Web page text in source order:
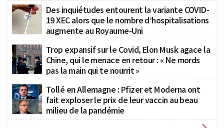
Des inquiétudes entourent la variante COVID-
19 XEC alors que le nombre d’hospitalisations
augmente au Royaume-Uni
Trop expansif sur le Covid, Elon Musk agace la
Chine, qui le menace en retour : « Ne mords
pas la main qui te nourrit »
Tollé en Allemagne : Pfizer et Moderna ont
fait exploser le prix de leur vaccin au beau
milieu de la pandémie